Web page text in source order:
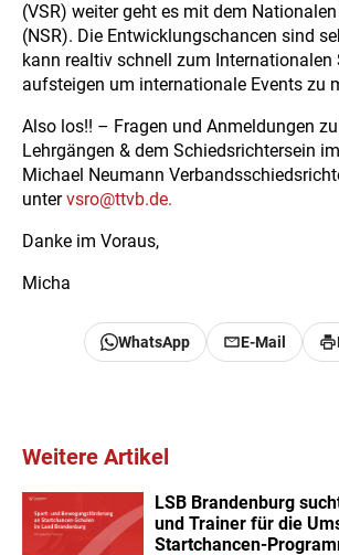
(VSR) weiter geht es mit dem
(NSR). Die Entwicklungschancen sind
kann realtiv schnell zum Internationalen
aufsteigen um internationale Events zu
Also los!! – Fragen und Anmeldungen
Lehrgängen & dem Schiedsrichtersein
Michael Neumann
untervsro@ttvb.de.
Danke im Voraus,
Micha
WhatsApp E-Mail
Weitere Artikel
LSB Brandenburg
und Trainer für die
Startchancen-